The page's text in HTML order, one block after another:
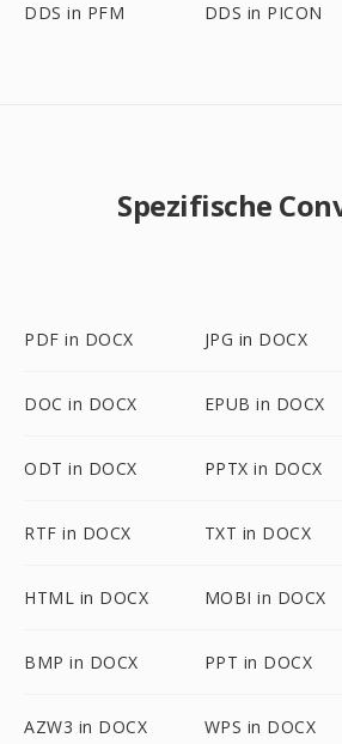
DDS in PFM DDS in PICON
Spezifische
PDF in DOCX JPG in DOCX
DOC in DOCX EPUB in DOCX
ODT in DOCX PPTX in DOCX
RTF in DOCX TXT in DOCX
HTML in DOCX MOBI in DOCX
BMP in DOCX PPT in DOCX
AZW3 in DOCX WPS in DOCX